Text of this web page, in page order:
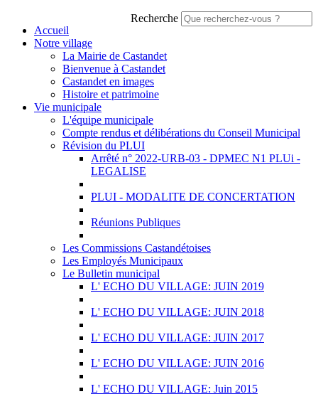
Recherche
Accueil
Notre village
La Mairie de Castandet
Bienvenue à Castandet
Castandet en images
Histoire et patrimoine
Vie municipale
L'équipe municipale
Compte rendus et délibérations du Conseil Municipal
Révision du PLUI
Arrêté n° 2022-URB-03 - DPMEC N1 PLUi -
LEGALISE
PLUI - MODALITE DE CONCERTATION
Réunions Publiques
Les Commissions Castandétoises
Les Employés Municipaux
Le Bulletin municipal
L' ECHO DU VILLAGE: JUIN 2019
L' ECHO DU VILLAGE: JUIN 2018
L' ECHO DU VILLAGE: JUIN 2017
L' ECHO DU VILLAGE: JUIN 2016
L' ECHO DU VILLAGE: Juin 2015